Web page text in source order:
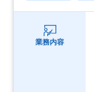
業務内容